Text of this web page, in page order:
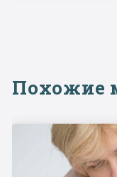
Похожие